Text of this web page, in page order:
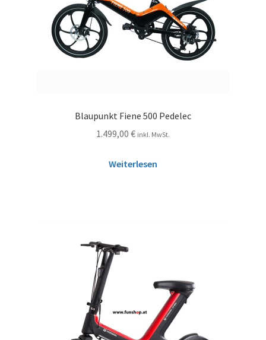
Blaupunkt Fiene 500 Pedelec
1.499,00 € inkl. MwSt.
Weiterlesen